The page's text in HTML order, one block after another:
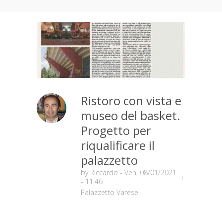
Ristoro con vista e
museo del basket.
Progetto per
riqualificare il
palazzetto
by Riccardo - Ven, 08/01/2021
- 11:46
Palazzetto Varese